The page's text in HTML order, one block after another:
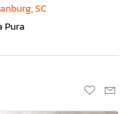
SC
Pura